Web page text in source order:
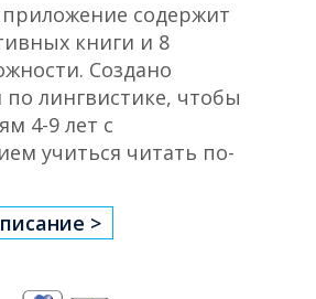
содержит
книги и 8
Создано
по лингвистике, чтобы
4-9 лет с
учиться читать по-
>